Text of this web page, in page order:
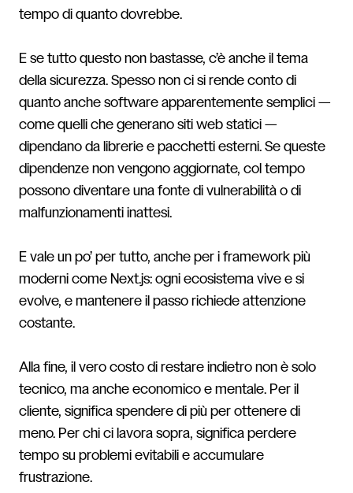
tempo di quanto dovrebbe.
E se tutto questo non bastasse, c’è anche il tema
della sicurezza. Spesso non ci si rende conto di
quanto anche software apparentemente semplici —
come quelli che generano siti web statici —
dipendano da librerie e pacchetti esterni. Se queste
dipendenze non vengono aggiornate, col tempo
possono diventare una fonte di vulnerabilità o di
malfunzionamenti inattesi.
E vale un po’ per tutto, anche per i framework più
moderni come Next.js: ogni ecosistema vive e si
evolve, e mantenere il passo richiede attenzione
costante.
Alla fine, il vero costo di restare indietro non è solo
tecnico, ma anche economico e mentale. Per il
cliente, significa spendere di più per ottenere di
meno. Per chi ci lavora sopra, significa perdere
tempo su problemi evitabili e accumulare
frustrazione.